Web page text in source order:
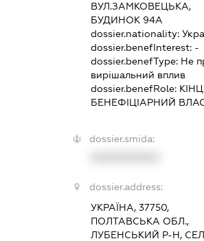
ВУЛ.ЗАМКОВЕЦЬКА,
БУДИНОК 94А
dossier.nationality:
dossier.benefInterest: -
dossier.benefType: Не
вирішальний вплив
dossier.benefRole:
БЕНЕФІЦІАРНИЙ
dossier.smida:
dossier.address:
УКРАЇНА, 37750,
ПОЛТАВСЬКА ОБЛ.,
ЛУБЕНСЬКИЙ Р-Н,